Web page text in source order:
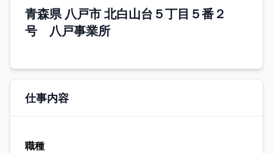
青森県 八戸市 北白山台５丁目５番２
号 八戸事業所
仕事内容
職種